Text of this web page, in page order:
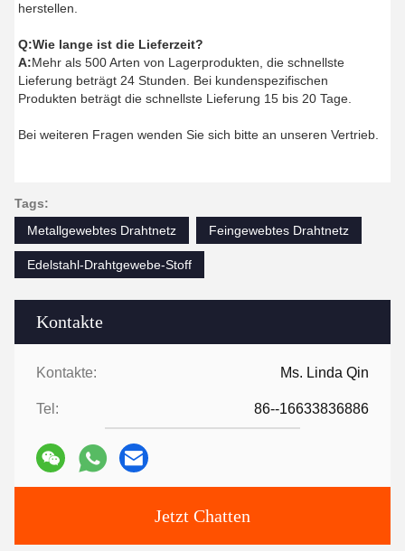
Kontakte
Kontakte: Ms. Linda Qin
Tel: 86--16633836886
Jetzt Chatten
herstellen.
Q:Wie lange ist die Lieferzeit?
A:Mehr als 500 Arten von Lagerprodukten, die schnellste
Lieferung beträgt 24 Stunden. Bei kundenspezifischen
Produkten beträgt die schnellste Lieferung 15 bis 20 Tage.
Bei weiteren Fragen wenden Sie sich bitte an unseren Vertrieb.
Tags:
Metallgewebtes Drahtnetz
Feingewebtes Drahtnetz
Edelstahl-Drahtgewebe-Stoff